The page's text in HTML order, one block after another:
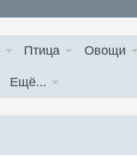
Птица Овощи
Ещё...